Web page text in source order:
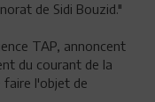
de Sidi Bouzid."
TAP, annoncent
du courant de la
faire l'objet de